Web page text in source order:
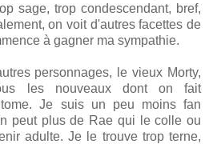
sage, trop condescendant, bref,
on voit d'autres facettes de
à gagner ma sympathie.
personnages, le vieux Morty,
les nouveaux dont on fait
Je suis un peu moins fan
peut plus de Rae qui le colle ou
adulte. Je le trouve trop terne,